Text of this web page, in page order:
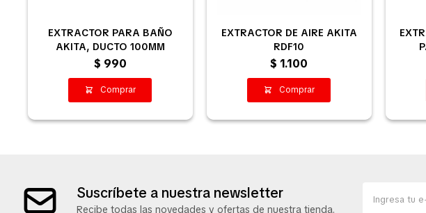
EXTRACTOR PARA BAÑO
AKITA, DUCTO 100MM
$ 990
EXTRACTOR DE AIRE AKITA
RDF10
$ 1.100
Suscríbete a nuestra newsletter
Recibe todas las novedades y ofertas de nuestra tienda.